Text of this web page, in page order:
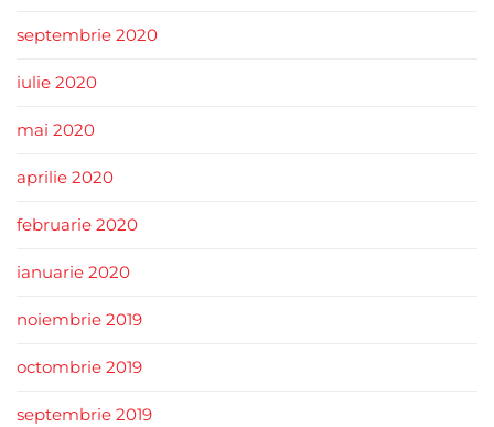
septembrie 2020
iulie 2020
mai 2020
aprilie 2020
februarie 2020
ianuarie 2020
noiembrie 2019
octombrie 2019
septembrie 2019